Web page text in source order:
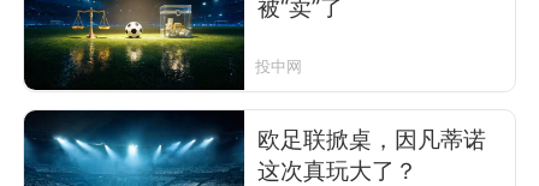
被“卖”了
投中网
欧足联掀桌，因凡蒂诺
这次真玩大了？